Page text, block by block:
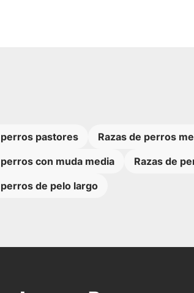
perros pastores Razas de perros
perros con muda media
Razas de
perros de pelo largo